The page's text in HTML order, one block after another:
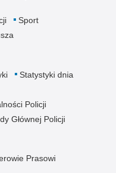
Sport
Statystyki dnia
Policji
Głównej Policji
Prasowi